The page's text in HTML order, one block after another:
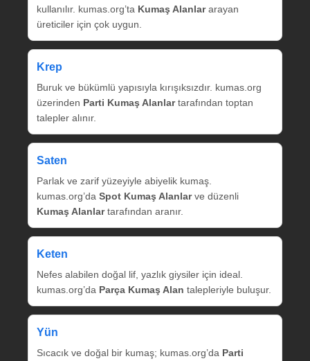
kullanılır. kumas.org’ta Kumaş Alanlararayan
üreticiler için çok uygun.
Krep
Buruk ve bükümlü yapısıyla kırışıksızdır. kumas.org
üzerinden Parti Kumaş Alanlartarafından toptan
talepler alınır.
Saten
Parlak ve zarif yüzeyiyle abiyelik kumaş.
kumas.org’da Spot Kumaş Alanlarve düzenli
Kumaş Alanlartarafından aranır.
Keten
Nefes alabilen doğal lif, yazlık giysiler için ideal.
kumas.org’da Parça Kumaş Alan talepleriyle buluşur.
Yün
Sıcacık ve doğal bir kumaş; kumas.org’da Parti